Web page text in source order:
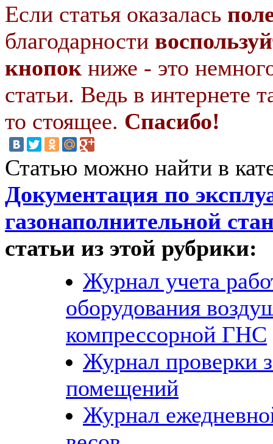
Если статья оказалась
благодарности
кнопок ниже - это
статьи. Ведь в интернете
то стоящее. Спасибо!
Статью можно найти в
Документация по
газонаполнительной
статьи из этой рубрики:
Журнал учета
оборудования
компрессорной ГНС
Журнал проверки
помещений
Журнал